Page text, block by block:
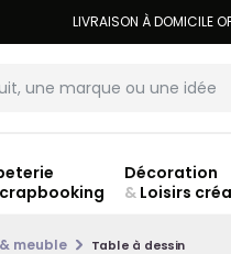
LIVRAISON À DOMICILE
Décoration
&Loisirs
meuble Table à dessin